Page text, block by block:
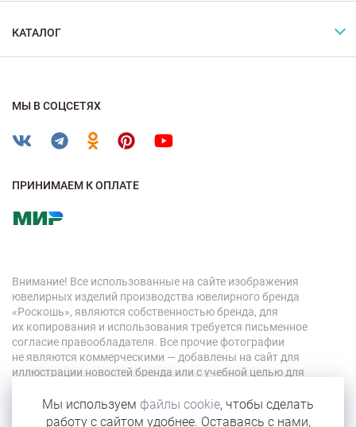
КАТАЛОГ
МЫ В СОЦСЕТЯХ
ПРИНИМАЕМ К ОПЛАТЕ
Внимание! Все использованные на сайте изображения
ювелирных изделий производства ювелирного бренда
«Роскошь», являются собственностью бренда, для
их копирования и использования требуется письменное
согласие правообладателя. Все прочие фотографии
не являются коммерческими — добавлены на сайт для
иллюстрации новостей бренда или с учебной целью для
Мы используем файлы cookie, чтобы сделать
работу с сайтом удобнее. Оставаясь с нами,